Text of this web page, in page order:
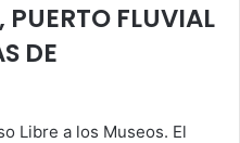
PUERTO FLUVIAL
DE
Libre a los Museos. El